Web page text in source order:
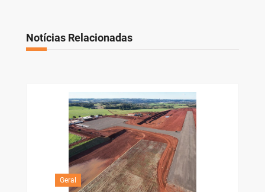
Notícias Relacionadas
Geral